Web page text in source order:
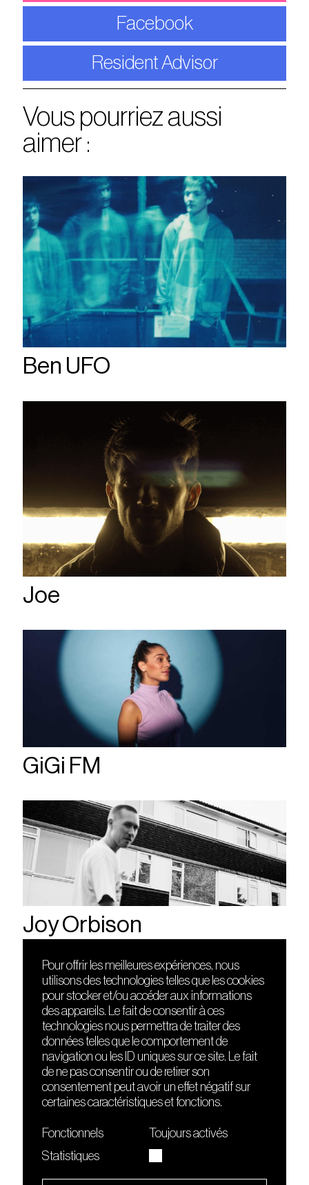
Facebook
Resident Advisor
Vous pourriez aussi
aimer :
Ben UFO
Joe
GiGi FM
Joy Orbison
DÉCOUVRIR
Le lieu
Contact
Presse
Cours de DJing
TMLAB
FRIENDS
Nuits sonores
HEAT
Hôtel71
La Gaîté Lyrique
Le Sucre fait partie de
Pour offrir les meilleures expériences, nous
utilisons des technologies telles que les cookies
pour stocker et/ou accéder aux informations
des appareils. Le fait de consentir à ces
technologies nous permettra de traiter des
données telles que le comportement de
navigation ou les ID uniques sur ce site. Le fait
de ne pas consentir ou de retirer son
consentement peut avoir un effet négatif sur
certaines caractéristiques et fonctions.
Fonctionnels
Toujours activés
Statistiques